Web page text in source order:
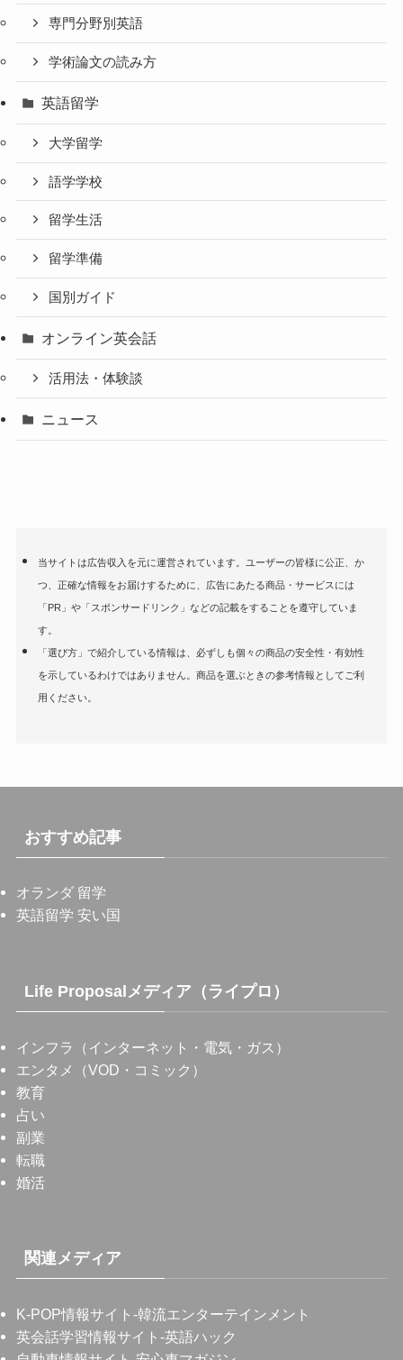
専門分野別英語
学術論文の読み方
英語留学
大学留学
語学学校
留学生活
留学準備
国別ガイド
オンライン英会話
活用法・体験談
ニュース
当サイトは広告収入を元に運営されています。ユーザーの皆様に公正、か
つ、正確な情報をお届けするために、広告にあたる商品・サービスには
「PR」や「スポンサードリンク」などの記載をすることを遵守していま
す。
「選び方」で紹介している情報は、必ずしも個々の商品の安全性・有効性
を示しているわけではありません。商品を選ぶときの参考情報としてご利
用ください。
おすすめ記事
オランダ 留学
英語留学 安い国
Life Proposalメディア（ライプロ）
インフラ（インターネット・電気・ガス）
エンタメ（VOD・コミック）
教育
占い
副業
転職
婚活
関連メディア
K-POP情報サイト -韓流エンターテインメント
英会話学習情報サイト -英語ハック